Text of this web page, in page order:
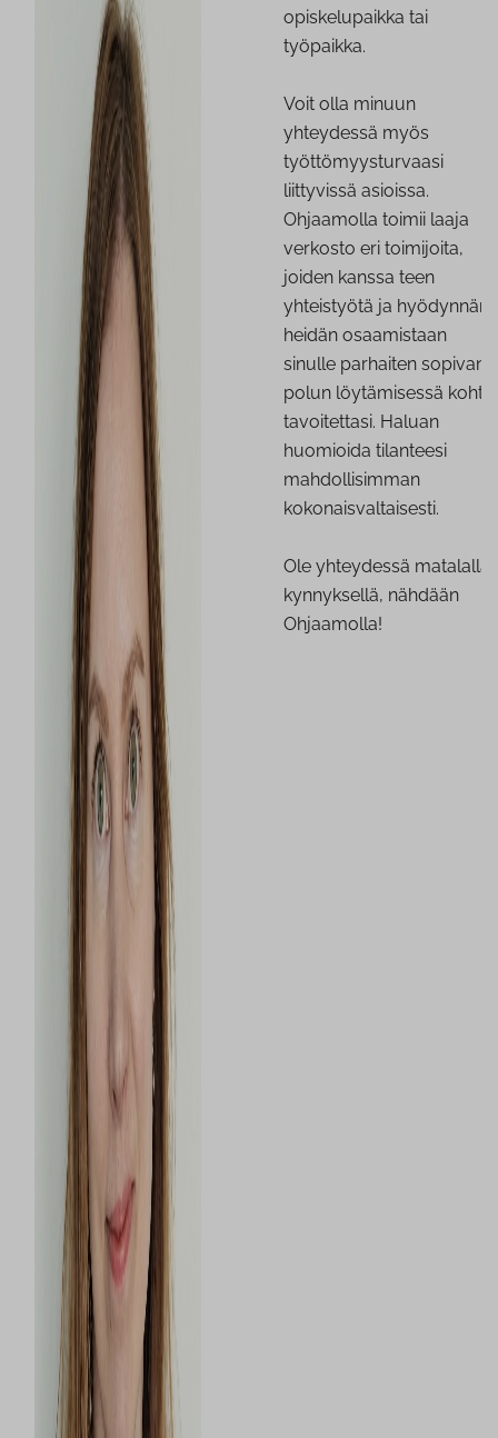
opiskelupaikka tai
työpaikka.
Voit olla minuun
yhteydessä myös
työttömyysturvaasi
liittyvissä asioissa.
Ohjaamolla toimii laaja
verkosto eri toimijoita,
joiden kanssa teen
yhteistyötä ja hyödynnän
heidän osaamistaan
sinulle parhaiten sopivan
polun löytämisessä kohti
tavoitettasi. Haluan
huomioida tilanteesi
mahdollisimman
kokonaisvaltaisesti.
Ole yhteydessä matalalla
kynnyksellä, nähdään
Ohjaamolla!